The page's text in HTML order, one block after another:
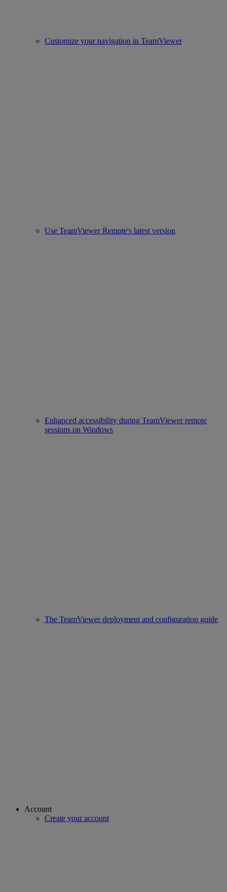
Customize your navigation in TeamViewer
Use TeamViewer Remote's latest version
Enhanced accessibility during TeamViewer remote
sessions on Windows
The TeamViewer deployment and configuration guide
Account
Create your account